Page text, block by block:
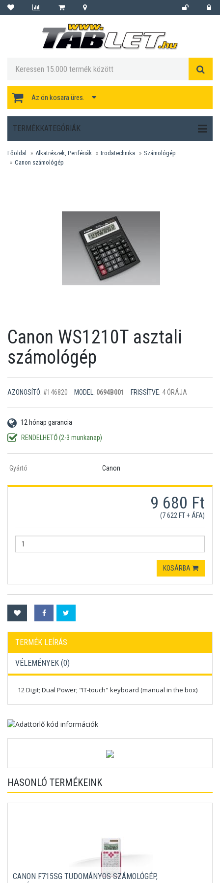
Az ön kosara üres.
TERMÉKKATEGÓRIÁK
Főoldal Alkatrészek, Perifériák Irodatechnika
Számológép
Canon számológép
Canon WS1210T asztali
számológép
AZONOSÍTÓ: #146820 MODEL: 0694B001 FRISSÍTVE: 4 ÓRÁJA
12 hónap garancia
RENDELHETŐ (2-3 munkanap)
Gyártó Canon
9 680 Ft
(7 622 FT + ÁFA)
KOSÁRBA
TERMÉK LEÍRÁS
VÉLEMÉNYEK (0)
12 Digit; Dual Power; "IT-touch" keyboard (manual in the box)
HASONLÓ TERMÉKEINK
CANON F715SG TUDOMÁNYOS SZÁMOLÓGÉP,